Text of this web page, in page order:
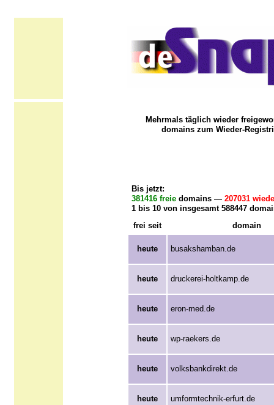
Mehrmals täglich wieder
domains zum Wieder-
Bis jetzt:
381416 freiedomains — 207031
1 bis 10 von insgesamt 588447
frei seit
domain
heute busakshamban.de
heute druckerei-holtkamp.de
heute eron-med.de
heute wp-raekers.de
heute volksbankdirekt.de
heute umformtechnik-erfurt.de